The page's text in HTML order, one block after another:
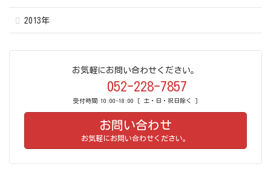
2013年
お気軽にお問い合わせください。
052-228-7857
受付時間 10:00-18:00 [ 土・日・祝日除く ]
お問い合わせ
お気軽にお問い合わせください。